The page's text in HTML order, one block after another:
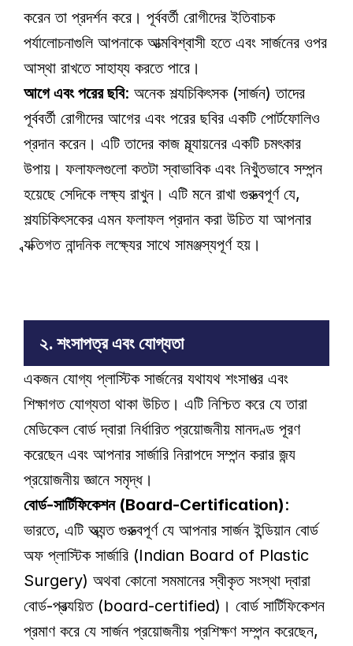
করেন তা প্রদর্শন করে। পূর্ববর্তী রোগীদের ইতিবাচক
পর্যালোচনাগুলি আপনাকে আত্মবিশ্বাসী হতে এবং সার্জনের ওপর
আস্থা রাখতে সাহায্য করতে পারে।
আগে এবং পরের ছবি: অনেক শল্যচিকিৎসক (সার্জন) তাদের
পূর্ববর্তী রোগীদের আগের এবং পরের ছবির একটি পোর্টফোলিও
প্রদান করেন। এটি তাদের কাজ মূল্যায়নের একটি চমৎকার
উপায়। ফলাফলগুলো কতটা স্বাভাবিক এবং নিখুঁতভাবে সম্পন্ন
হয়েছে সেদিকে লক্ষ্য রাখুন। এটি মনে রাখা গুরুত্বপূর্ণ যে,
শল্যচিকিৎসকের এমন ফলাফল প্রদান করা উচিত যা আপনার
ব্যক্তিগত নান্দনিক লক্ষ্যের সাথে সামঞ্জস্যপূর্ণ হয়।
২. শংসাপত্র এবং যোগ্যতা
একজন যোগ্য প্লাস্টিক সার্জনের যথাযথ শংসাপত্র এবং
শিক্ষাগত যোগ্যতা থাকা উচিত। এটি নিশ্চিত করে যে তারা
মেডিকেল বোর্ড দ্বারা নির্ধারিত প্রয়োজনীয় মানদণ্ড পূরণ
করেছেন এবং আপনার সার্জারি নিরাপদে সম্পন্ন করার জন্য
প্রয়োজনীয় জ্ঞানে সমৃদ্ধ।
বোর্ড-সার্টিফিকেশন (Board-Certification):
ভারতে, এটি অত্যন্ত গুরুত্বপূর্ণ যে আপনার সার্জন ইন্ডিয়ান বোর্ড
অফ প্লাস্টিক সার্জারি (Indian Board of Plastic
Surgery) অথবা কোনো সমমানের স্বীকৃত সংস্থা দ্বারা
বোর্ড-প্রত্যয়িত (board-certified)। বোর্ড সার্টিফিকেশন
প্রমাণ করে যে সার্জন প্রয়োজনীয় প্রশিক্ষণ সম্পন্ন করেছেন,